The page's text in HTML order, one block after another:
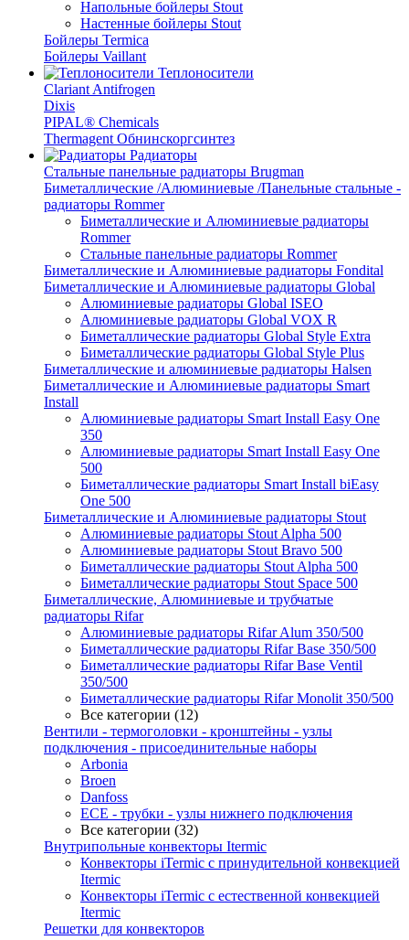
Напольные бойлеры Stout
Настенные бойлеры Stout
Бойлеры Termica
Бойлеры Vaillant
Теплоносители
Clariant Antifrogen
Dixis
PIPAL® Chemicals
Thermagent Обнинскоргсинтез
Радиаторы
Стальные панельные радиаторы Brugman
Биметаллические /Алюминиевые /Панельные стальные -
радиаторы Rommer
Биметаллические и Алюминиевые радиаторы
Rommer
Стальные панельные радиаторы Rommer
Биметаллические и Алюминиевые радиаторы Fondital
Биметаллические и Алюминиевые радиаторы Global
Алюминиевые радиаторы Global ISEO
Алюминиевые радиаторы Global VOX R
Биметаллические радиаторы Global Style Extra
Биметаллические радиаторы Global Style Plus
Биметаллические и алюминиевые радиаторы Halsen
Биметаллические и Алюминиевые радиаторы Smart
Install
Алюминиевые радиаторы Smart Install Easy One
350
Алюминиевые радиаторы Smart Install Easy One
500
Биметаллические радиаторы Smart Install biEasy
One 500
Биметаллические и Алюминиевые радиаторы Stout
Алюминиевые радиаторы Stout Alpha 500
Алюминиевые радиаторы Stout Bravo 500
Биметаллические радиаторы Stout Alpha 500
Биметаллические радиаторы Stout Space 500
Биметаллические, Алюминиевые и трубчатые
радиаторы Rifar
Алюминиевые радиаторы Rifar Alum 350/500
Биметаллические радиаторы Rifar Base 350/500
Биметаллические радиаторы Rifar Base Ventil
350/500
Биметаллические радиаторы Rifar Monolit 350/500
Все категории (12)
Вентили - термоголовки - кронштейны - узлы
подключения - присоединительные наборы
Arbonia
Broen
Danfoss
ECE - трубки - узлы нижнего подключения
Все категории (32)
Внутрипольные конвекторы Itermic
Конвекторы iTermic c принудительной конвекцией
Itermic
Конвекторы iTermic с естественной конвекцией
Itermic
Решетки для конвекторов